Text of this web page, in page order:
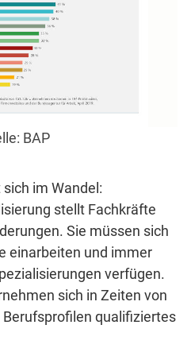
BAP
im Wandel:
stellt Fachkräfte
Sie müssen sich
einarbeiten und immer
verfügen.
sich in Zeiten von
qualifiziertes